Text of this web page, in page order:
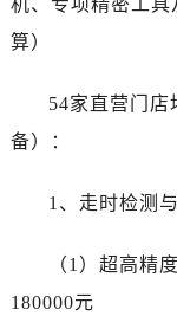
机、专项精密工
算）
54家直营门
备）：
1、走时检测
（1）超高精
180000元